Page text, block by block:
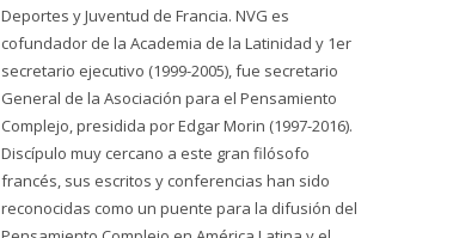
Deportes y Juventud de Francia. NVG es
cofundador de la Academia de la Latinidad y 1er
secretario ejecutivo (1999-2005), fue secretario
General de la Asociación para el Pensamiento
Complejo, presidida por Edgar Morin (1997-2016).
Discípulo muy cercano a este gran filósofo
francés, sus escritos y conferencias han sido
reconocidas como un puente para la difusión del